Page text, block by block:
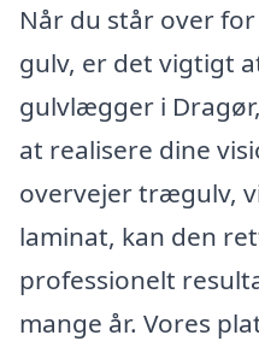
Når du står over
gulv, er det vigtigt
gulvlægger i
at realisere dine
overvejer trægulv,
laminat, kan den
professionelt
mange år. Vores